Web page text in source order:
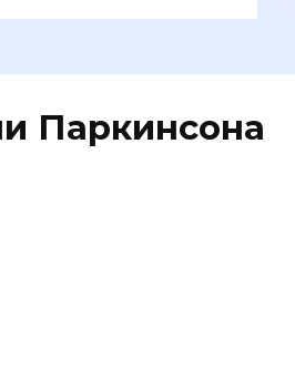
Паркинсона